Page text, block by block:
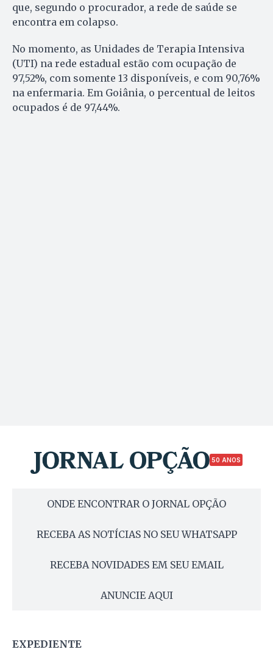
que, segundo o procurador, a rede de saúde se
encontra em colapso.
No momento, as Unidades de Terapia Intensiva
(UTI) na rede estadual estão com ocupação de
97,52%, com somente 13 disponíveis, e com 90,76%
na enfermaria. Em Goiânia, o percentual de leitos
ocupados é de 97,44%.
50 ANOS
ONDE ENCONTRAR O JORNAL OPÇÃO
RECEBA AS NOTÍCIAS NO SEU WHATSAPP
RECEBA NOVIDADES EM SEU EMAIL
ANUNCIE AQUI
EXPEDIENTE